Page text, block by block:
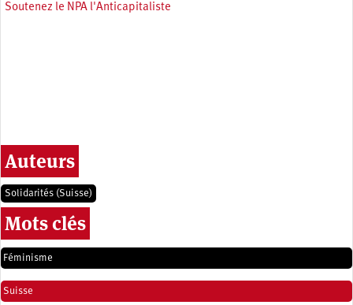
Soutenez le NPA l'Anticapitaliste
Auteurs
Solidarités (Suisse)
Mots clés
Féminisme
Suisse